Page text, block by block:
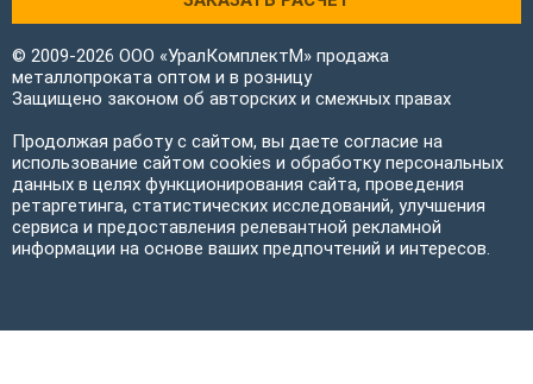
© 2009-2026 ООО «УралКомплектМ» продажа
металлопроката оптом и в розницу
Защищено законом об авторских и смежных правах
Продолжая работу с сайтом, вы даете согласие на
использование сайтом cookies и обработку персональных
данных в целях функционирования сайта, проведения
ретаргетинга, статистических исследований, улучшения
сервиса и предоставления релевантной рекламной
информации на основе ваших предпочтений и интересов.